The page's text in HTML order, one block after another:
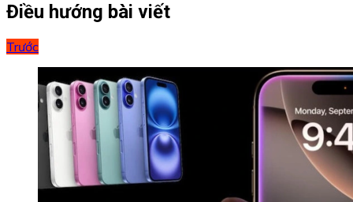
Điều hướng bài viết
Trước